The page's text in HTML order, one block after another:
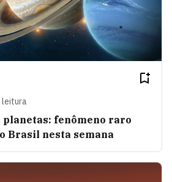
leitura
fenômeno raro
Brasil nesta semana